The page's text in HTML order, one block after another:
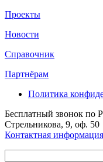
Проекты
Новости
Справочник
Партнёрам
Политика
Бесплатный звонок по
Стрельникова, 9, оф. 50
Контактная информация